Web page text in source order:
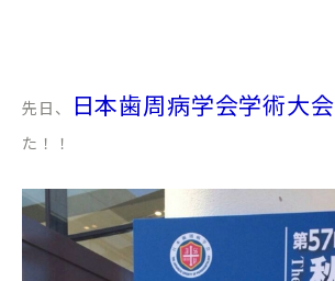
先日、 日本歯周病学会学術大会
た！！